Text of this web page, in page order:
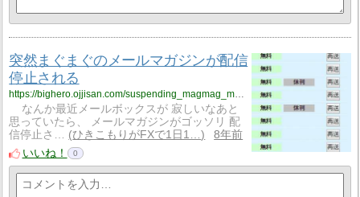
突然まぐまぐのメールマガジンが配信
停止される
https://bighero.ojjisan.com/suspending_magmag_mailing_list/
なんか最近メールボックスが 寂しいなあと
思っていたら、 メールマガジンがゴッソリ 配
信停止さ…
ひきこもりがFXで1日1…
8年前
いいね！
0